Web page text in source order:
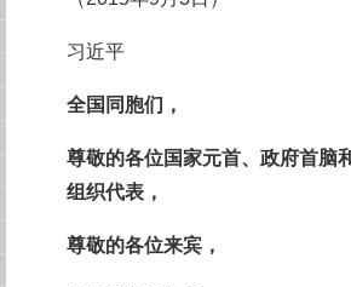
习近平
全国同胞们，
尊敬的各位国家元首、政府首脑
组织代表，
尊敬的各位来宾，